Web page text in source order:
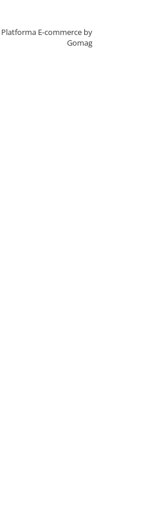
Platforma E-commerce by
Gomag